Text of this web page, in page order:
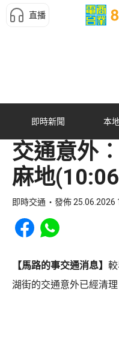
直播
即時新聞 本地
交通意外
麻地
即時交通 發佈 25.06.2026
Share to Facebook
Share to WhatsApp
【馬路的事交通消息】
湖街的交通意外已經清